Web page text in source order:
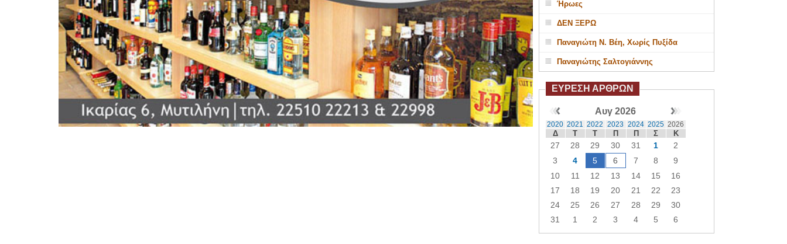
Ήρωες
ΔΕΝ ΞΕΡΩ
Παναγιώτη Ν. Βέη, Χωρίς Πυξίδα
Παναγιώτης Σαλτογιάννης
ΕΥΡΕΣΗ ΑΡΘΡΩΝ
Αυγ 2026
2020 2021 2022 2023 2024 2025 2026
Δ Τ Τ Π Π Σ Κ
27 28 29 30 31 1
2
3
4 5 6 7 8
9
10
11 12 13 14 15
16
17
18 19 20 21 22
23
24
25 26 27 28 29
30
31
1 2 3 4 5 6